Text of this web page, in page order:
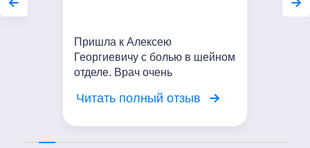
Пришла к Алексею
Георгиевичу с болью в шейном
отделе. Врач очень
жалобы, провел осмотр.
Читать полный отзыв